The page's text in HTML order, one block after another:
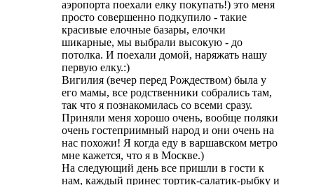
аэропорта поехали елку покупать!) это меня
просто совершенно подкупило - такие
красивые елочные базары, елочки
шикарные, мы выбрали высокую - до
потолка. И поехали домой, наряжать нашу
первую елку.:)
Вигилия (вечер перед Рождеством) была у
его мамы, все родственники собрались там,
так что я познакомилась со всеми сразу.
Приняли меня хорошо очень, вообще поляки
очень гостеприимный народ и они очень на
нас похожи! Я когда еду в варшавском метро
мне кажется, что я в Москве.)
На следующий день все пришли в гости к
нам, каждый принес тортик-салатик-рыбку и